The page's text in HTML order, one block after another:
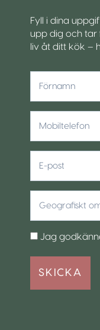
Fyll i dina
upp dig och tar
liv åt ditt kök –
Förnamn
post
område
Samtycke
Jag